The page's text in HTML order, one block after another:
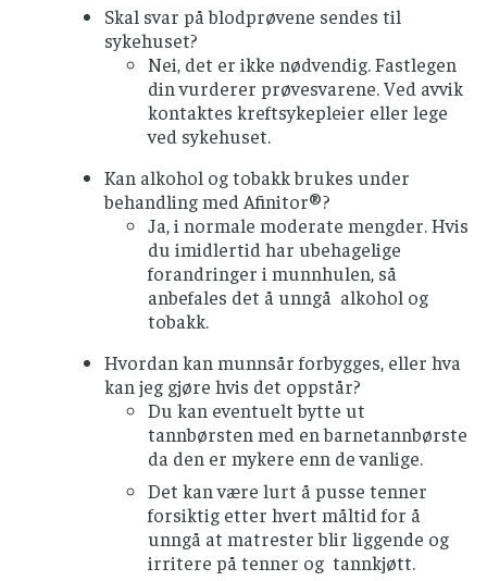
Skal svar på blodprøvene sendes til
sykehuset?
Nei, det er ikke nødvendig. Fastlegen
din vurderer prøvesvarene. Ved avvik
kontaktes kreftsykepleier eller lege
ved sykehuset.
Kan alkohol og tobakk brukes under
behandling med Afinitor®?
Ja, i normale moderate mengder. Hvis
du imidlertid har ubehagelige
forandringer i munnhulen, så
anbefales det å unngå alkohol og
tobakk.
Hvordan kan munnsår forbygges, eller hva
kan jeg gjøre hvis det oppstår?
Du kan eventuelt bytte ut
tannbørsten med en barnetannbørste
da den er mykere enn de vanlige.
Det kan være lurt å pusse tenner
forsiktig etter hvert måltid for å
unngå at matrester blir liggende og
irritere på tenner og tannkjøtt.